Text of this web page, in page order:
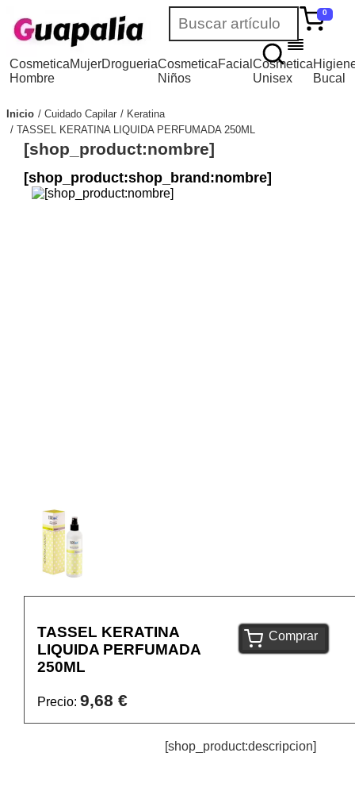
0
Cosmetica
Hombre
MujerDrogueriaCosmetica
Niños
FacialCosmetica
Unisex
Bucal
Inicio Cuidado Capilar
Keratina
TASSEL KERATINA LIQUIDA PERFUMADA 250ML
[shop_product:nombre]
[shop_product:shop_brand:nombre]
TASSEL KERATINA
LIQUIDA PERFUMADA
250ML
Precio: 9,68 €
Comprar
[shop_product:descripcion]